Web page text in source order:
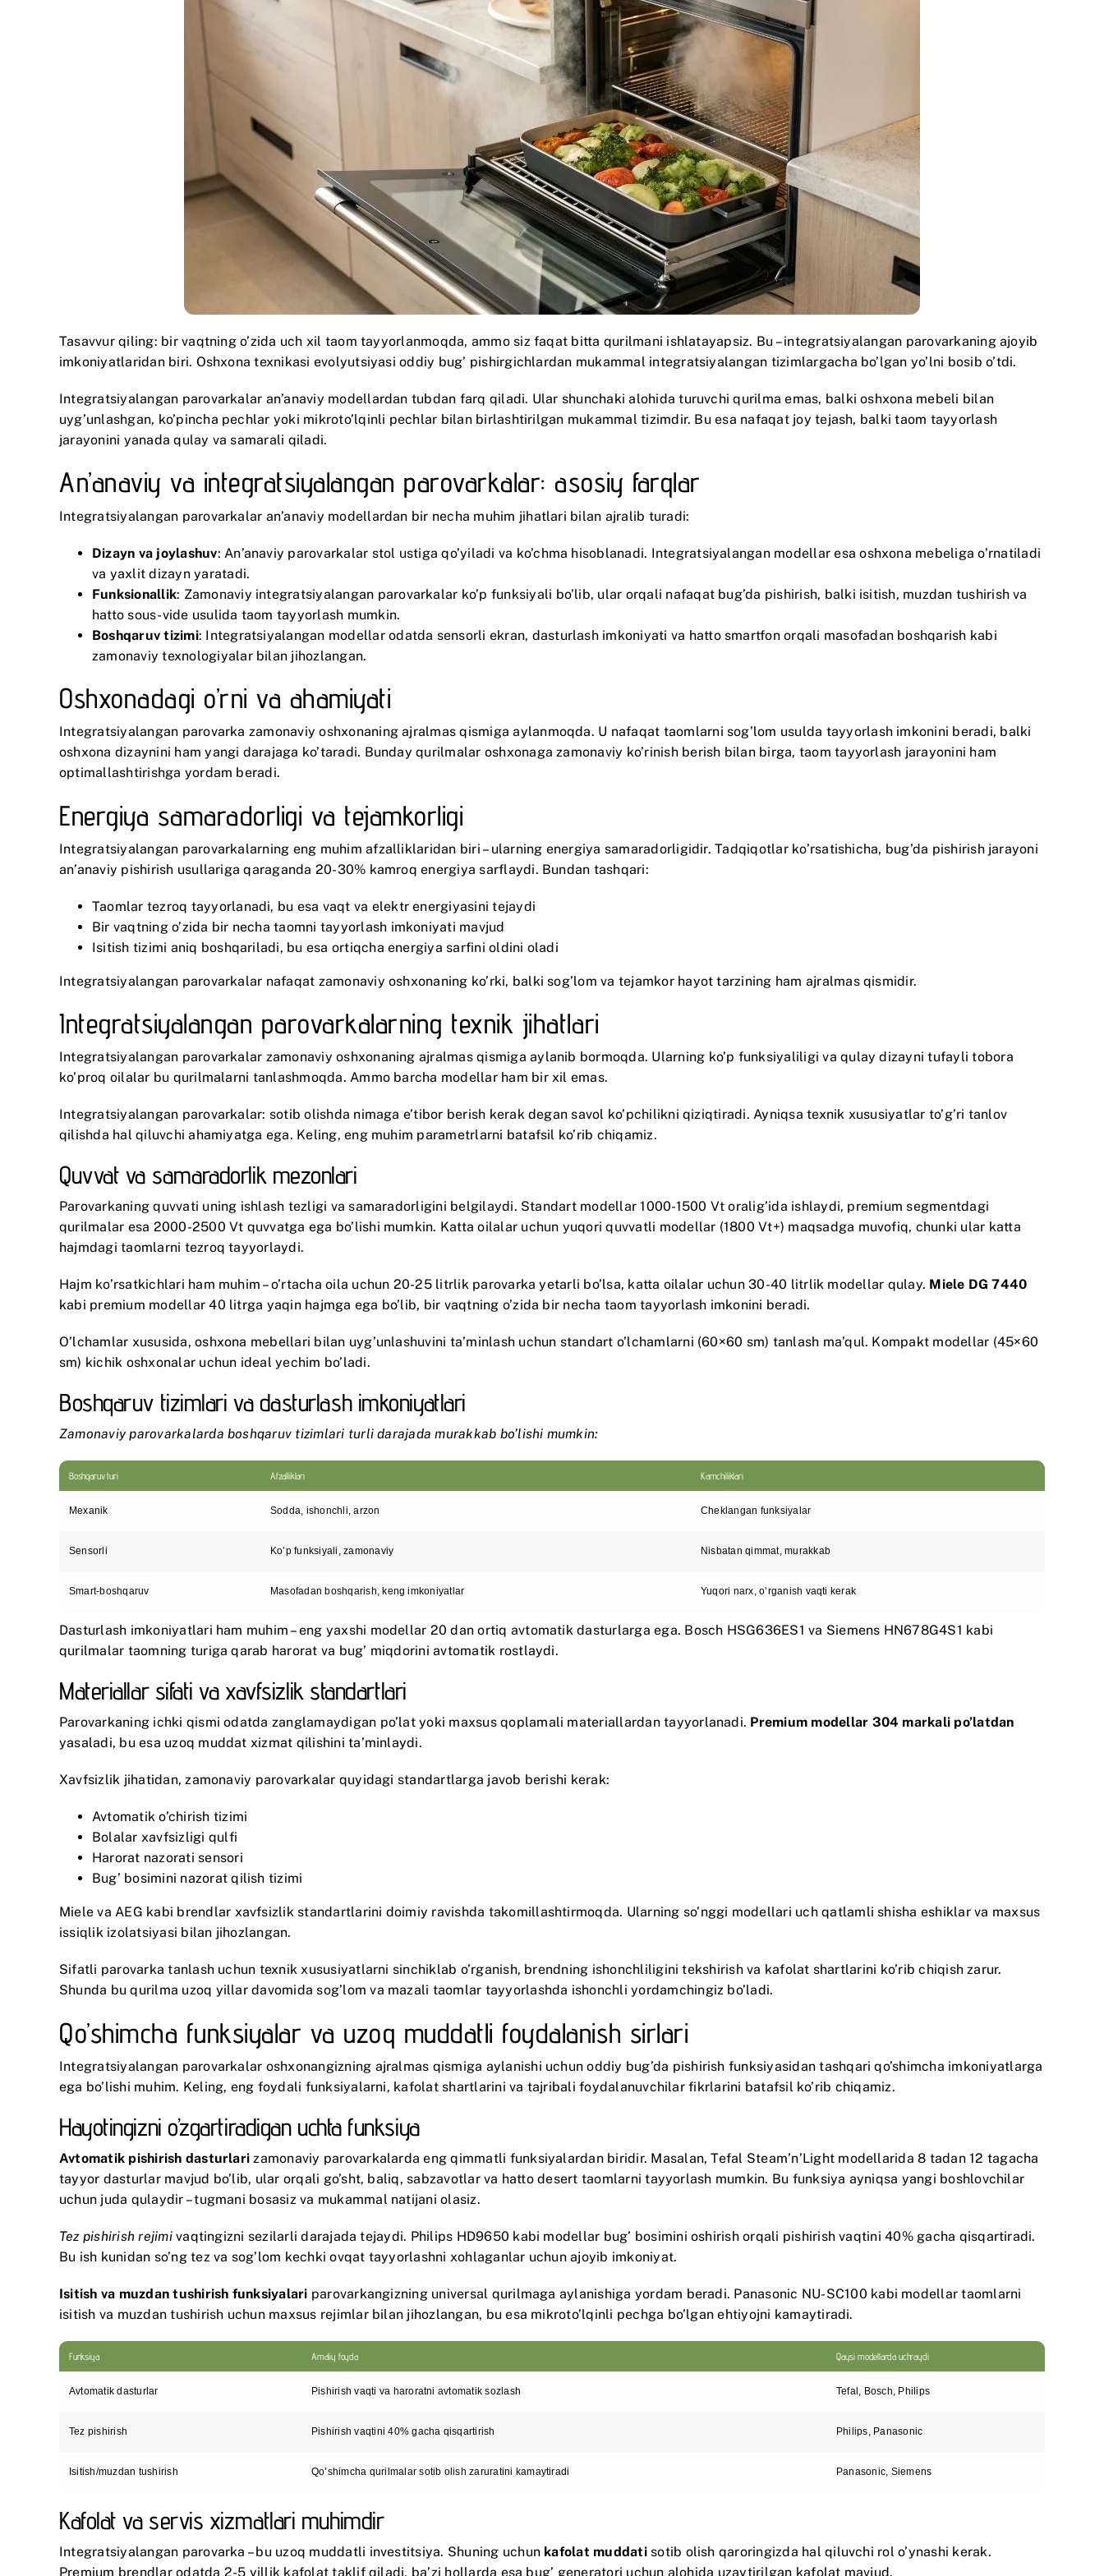
Tasavvur qiling: bir vaqtning o’zida uch xil taom tayyorlanmoqda, ammo siz faqat bitta qurilmani ishlatayapsiz. Bu – integratsiyalangan parovarkaning ajoyib
imkoniyatlaridan biri. Oshxona texnikasi evolyutsiyasi oddiy bug’ pishirgichlardan mukammal integratsiyalangan tizimlargacha bo’lgan yo’lni bosib o’tdi.
Integratsiyalangan parovarkalar an’anaviy modellardan tubdan farq qiladi. Ular shunchaki alohida turuvchi qurilma emas, balki oshxona mebeli bilan
uyg’unlashgan, ko’pincha pechlar yoki mikroto’lqinli pechlar bilan birlashtirilgan mukammal tizimdir. Bu esa nafaqat joy tejash, balki taom tayyorlash
jarayonini yanada qulay va samarali qiladi.
An’anaviy va integratsiyalangan parovarkalar: asosiy farqlar
Integratsiyalangan parovarkalar an’anaviy modellardan bir necha muhim jihatlari bilan ajralib turadi:
Dizayn va joylashuv: An’anaviy parovarkalar stol ustiga qo’yiladi va ko’chma hisoblanadi. Integratsiyalangan modellar esa oshxona mebeliga o’rnatiladi
va yaxlit dizayn yaratadi.
Funksionallik: Zamonaviy integratsiyalangan parovarkalar ko’p funksiyali bo’lib, ular orqali nafaqat bug’da pishirish, balki isitish, muzdan tushirish va
hatto sous-vide usulida taom tayyorlash mumkin.
Boshqaruv tizimi: Integratsiyalangan modellar odatda sensorli ekran, dasturlash imkoniyati va hatto smartfon orqali masofadan boshqarish kabi
zamonaviy texnologiyalar bilan jihozlangan.
Oshxonadagi o’rni va ahamiyati
Integratsiyalangan parovarka zamonaviy oshxonaning ajralmas qismiga aylanmoqda. U nafaqat taomlarni sog’lom usulda tayyorlash imkonini beradi, balki
oshxona dizaynini ham yangi darajaga ko’taradi. Bunday qurilmalar oshxonaga zamonaviy ko’rinish berish bilan birga, taom tayyorlash jarayonini ham
optimallashtirishga yordam beradi.
Energiya samaradorligi va tejamkorligi
Integratsiyalangan parovarkalarning eng muhim afzalliklaridan biri – ularning energiya samaradorligidir. Tadqiqotlar ko’rsatishicha, bug’da pishirish jarayoni
an’anaviy pishirish usullariga qaraganda 20-30% kamroq energiya sarflaydi. Bundan tashqari:
Taomlar tezroq tayyorlanadi, bu esa vaqt va elektr energiyasini tejaydi
Bir vaqtning o’zida bir necha taomni tayyorlash imkoniyati mavjud
Isitish tizimi aniq boshqariladi, bu esa ortiqcha energiya sarfini oldini oladi
Integratsiyalangan parovarkalar nafaqat zamonaviy oshxonaning ko’rki, balki sog’lom va tejamkor hayot tarzining ham ajralmas qismidir.
Integratsiyalangan parovarkalarning texnik jihatlari
Integratsiyalangan parovarkalar zamonaviy oshxonaning ajralmas qismiga aylanib bormoqda. Ularning ko’p funksiyaliligi va qulay dizayni tufayli tobora
ko’proq oilalar bu qurilmalarni tanlashmoqda. Ammo barcha modellar ham bir xil emas.
Integratsiyalangan parovarkalar: sotib olishda nimaga e’tibor berish kerak degan savol ko’pchilikni qiziqtiradi. Ayniqsa texnik xususiyatlar to’g’ri tanlov
qilishda hal qiluvchi ahamiyatga ega. Keling, eng muhim parametrlarni batafsil ko’rib chiqamiz.
Quvvat va samaradorlik mezonlari
Parovarkaning quvvati uning ishlash tezligi va samaradorligini belgilaydi. Standart modellar 1000-1500 Vt oralig’ida ishlaydi, premium segmentdagi
qurilmalar esa 2000-2500 Vt quvvatga ega bo’lishi mumkin. Katta oilalar uchun yuqori quvvatli modellar (1800 Vt+) maqsadga muvofiq, chunki ular katta
hajmdagi taomlarni tezroq tayyorlaydi.
Hajm ko’rsatkichlari ham muhim – o’rtacha oila uchun 20-25 litrlik parovarka yetarli bo’lsa, katta oilalar uchun 30-40 litrlik modellar qulay. Miele DG 7440
kabi premium modellar 40 litrga yaqin hajmga ega bo’lib, bir vaqtning o’zida bir necha taom tayyorlash imkonini beradi.
O’lchamlar xususida, oshxona mebellari bilan uyg’unlashuvini ta’minlash uchun standart o’lchamlarni (60×60 sm) tanlash ma’qul. Kompakt modellar (45×60
sm) kichik oshxonalar uchun ideal yechim bo’ladi.
Boshqaruv tizimlari va dasturlash imkoniyatlari
Zamonaviy parovarkalarda boshqaruv tizimlari turli darajada murakkab bo’lishi mumkin:
Boshqaruv turi Afzalliklari Kamchiliklari
Mexanik Sodda, ishonchli, arzon Cheklangan funksiyalar
Sensorli Ko’p funksiyali, zamonaviy Nisbatan qimmat, murakkab
Smart-boshqaruv Masofadan boshqarish, keng imkoniyatlar Yuqori narx, o’rganish vaqti kerak
Dasturlash imkoniyatlari ham muhim – eng yaxshi modellar 20 dan ortiq avtomatik dasturlarga ega. Bosch HSG636ES1 va Siemens HN678G4S1 kabi
qurilmalar taomning turiga qarab harorat va bug’ miqdorini avtomatik rostlaydi.
Materiallar sifati va xavfsizlik standartlari
Parovarkaning ichki qismi odatda zanglamaydigan po’lat yoki maxsus qoplamali materiallardan tayyorlanadi. Premium modellar 304 markali po’latdan
yasaladi, bu esa uzoq muddat xizmat qilishini ta’minlaydi.
Xavfsizlik jihatidan, zamonaviy parovarkalar quyidagi standartlarga javob berishi kerak:
Avtomatik o’chirish tizimi
Bolalar xavfsizligi qulfi
Harorat nazorati sensori
Bug’ bosimini nazorat qilish tizimi
Miele vaAEG kabi brendlar xavfsizlik standartlarini doimiy ravishda takomillashtirmoqda. Ularning so’nggi modellari uch qatlamli shisha eshiklar va maxsus
issiqlik izolatsiyasi bilan jihozlangan.
Sifatli parovarka tanlash uchun texnik xususiyatlarni sinchiklab o’rganish, brendning ishonchliligini tekshirish va kafolat shartlarini ko’rib chiqish zarur.
Shunda bu qurilma uzoq yillar davomida sog’lom va mazali taomlar tayyorlashda ishonchli yordamchingiz bo’ladi.
Qo’shimcha funksiyalar va uzoq muddatli foydalanish sirlari
Integratsiyalangan parovarkalar oshxonangizning ajralmas qismiga aylanishi uchun oddiy bug’da pishirish funksiyasidan tashqari qo’shimcha imkoniyatlarga
ega bo’lishi muhim. Keling, eng foydali funksiyalarni, kafolat shartlarini va tajribali foydalanuvchilar fikrlarini batafsil ko’rib chiqamiz.
Hayotingizni o’zgartiradigan uchta funksiya
Avtomatik pishirish dasturlari zamonaviy parovarkalarda eng qimmatli funksiyalardan biridir. Masalan,Tefal Steam’n’Light modellarida 8 tadan 12 tagacha
tayyor dasturlar mavjud bo’lib, ular orqali go’sht, baliq, sabzavotlar va hatto desert taomlarni tayyorlash mumkin. Bu funksiya ayniqsa yangi boshlovchilar
uchun juda qulaydir – tugmani bosasiz va mukammal natijani olasiz.
Tez pishirish rejimivaqtingizni sezilarli darajada tejaydi. Philips HD9650 kabi modellar bug’ bosimini oshirish orqali pishirish vaqtini 40% gacha qisqartiradi.
Bu ish kunidan so’ng tez va sog’lom kechki ovqat tayyorlashni xohlaganlar uchun ajoyib imkoniyat.
Isitish va muzdan tushirish funksiyalari parovarkangizning universal qurilmaga aylanishiga yordam beradi. Panasonic NU-SC100 kabi modellar taomlarni
isitish va muzdan tushirish uchun maxsus rejimlar bilan jihozlangan, bu esa mikroto’lqinli pechga bo’lgan ehtiyojni kamaytiradi.
Funksiya Amaliy foyda Qaysi modellarda uchraydi
Avtomatik dasturlar Pishirish vaqti va haroratni avtomatik sozlash Tefal, Bosch, Philips
Tez pishirish Pishirish vaqtini 40% gacha qisqartirish Philips, Panasonic
Isitish/muzdan tushirish Qo’shimcha qurilmalar sotib olish zaruratini kamaytiradi Panasonic, Siemens
Kafolat va servis xizmatlari muhimdir
Integratsiyalangan parovarka – bu uzoq muddatli investitsiya. Shuning uchun kafolat muddatisotib olish qaroringizda hal qiluvchi rol o’ynashi kerak.
Premium brendlar odatda 2-5 yillik kafolat taklif qiladi, ba’zi hollarda esa bug’ generatori uchun alohida uzaytirilgan kafolat mavjud.